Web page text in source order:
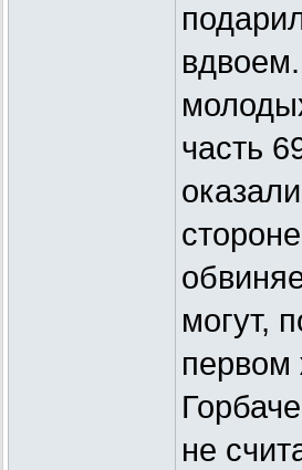
часть
могут,
первом
не